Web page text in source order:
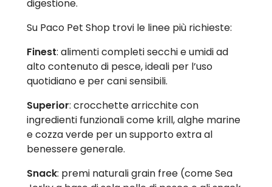
digestione.
Su Paco Pet Shop trovi le linee più richieste:
Finest: alimenti completi secchi e umidi ad
alto contenuto di pesce, ideali per l’uso
quotidiano e per cani sensibili.
Superior: crocchette arricchite con
ingredienti funzionali come krill, alghe marine
e cozza verde per un supporto extra al
benessere generale.
Snack: premi naturali grain free (come Sea